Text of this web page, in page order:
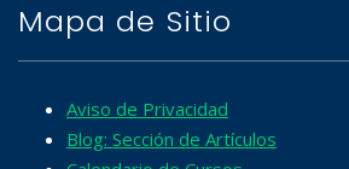
Mapa de Sitio
Aviso de Privacidad
Blog: Sección de Artículos